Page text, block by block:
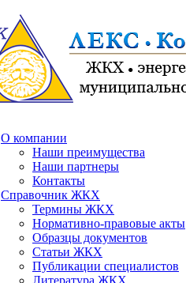
О компании
Наши преимущества
Наши партнеры
Контакты
Справочник ЖКХ
Термины ЖКХ
Нормативно-правовые акты
Образцы документов
Статьи ЖКХ
Публикации специалистов
Литература ЖКХ